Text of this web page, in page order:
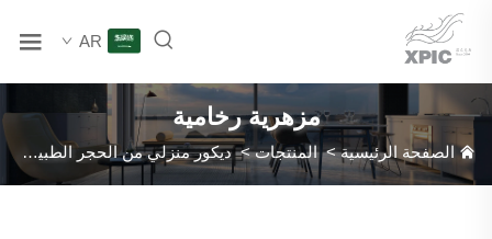
AR
مزهرية رخامية
الصفحة الرئيسية>المنتجات>ديكور منزلي من الحجر الطبيعي